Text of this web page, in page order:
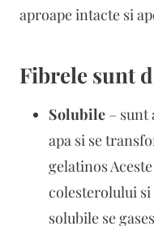
aproape intacte si
Fibrele sunt
Solubile – sunt
apa si se
gelatinos
colesterolului si
solubile se